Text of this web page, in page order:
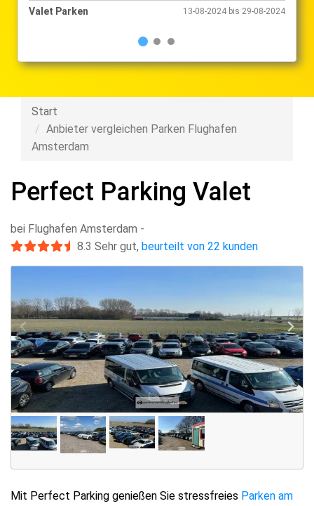
Valet Parken 13-08-2024 bis 29-08-2024
Start
Anbieter vergleichen Parken Flughafen
Amsterdam
Perfect Parking Valet
bei Flughafen Amsterdam -
8.3 Sehr gut, beurteilt von 22 kunden
Mit Perfect Parking genießen Sie stressfreies Parken am